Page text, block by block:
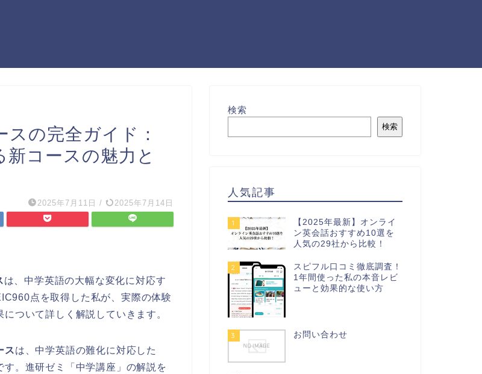
の完全ガイド：
コースの魅力と
2025年7月11日 / 2025年7月14日
は、中学英語の大幅な変化に対応す
点を取得した私が、実際の体験
ついて詳しく解説していきます。
スは、中学英語の難化に対応した
す。進研ゼミ「中学講座」の解説を
検索
検索
人気記事
1
【2025年最新】オンライ
ン英会話おすすめ10選を
人気の29社から比較！
2
スピフル口コミ徹底調査！
1年間使った私の本音レビ
ューと効果的な使い方
3 お問い合わせ